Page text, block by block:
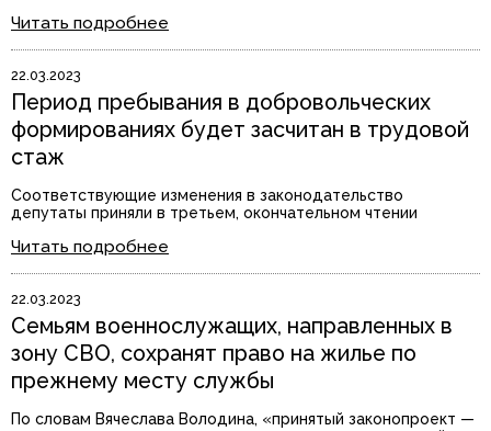
Читать подробнее
22.03.2023
Период пребывания в добровольческих
формированиях будет засчитан в трудовой
стаж
Соответствующие изменения в законодательство
депутаты приняли в третьем, окончательном чтении
Читать подробнее
22.03.2023
Семьям военнослужащих, направленных в
зону СВО, сохранят право на жилье по
прежнему месту службы
По словам Вячеслава Володина, «принятый законопроект —